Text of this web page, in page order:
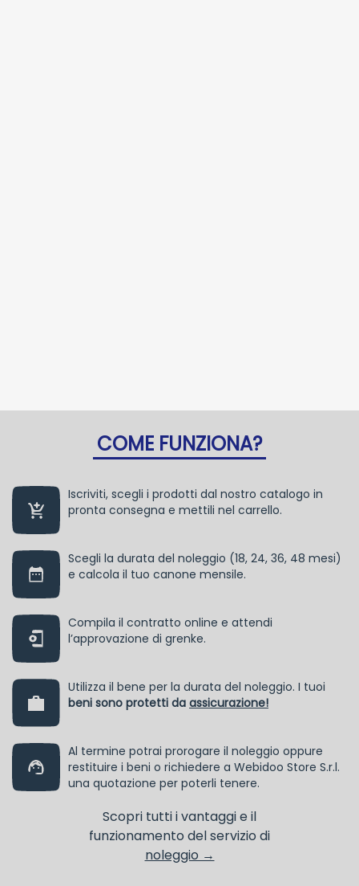
COME FUNZIONA?
Iscriviti, scegli i prodotti dal nostro catalogo in
pronta consegna e mettili nel carrello.
Scegli la durata del noleggio (18, 24, 36, 48 mesi)
e calcola il tuo canone mensile.
Compila il contratto online e attendi
l’approvazione di grenke.
Utilizza il bene per la durata del noleggio. I tuoi
beni sono protetti da assicurazione!
Al termine potrai prorogare il noleggio oppure
restituire i beni o richiedere a Webidoo Store S.r.l.
una quotazione per poterli tenere.
Scopri tutti i vantaggi e il
funzionamento del servizio di
noleggio →